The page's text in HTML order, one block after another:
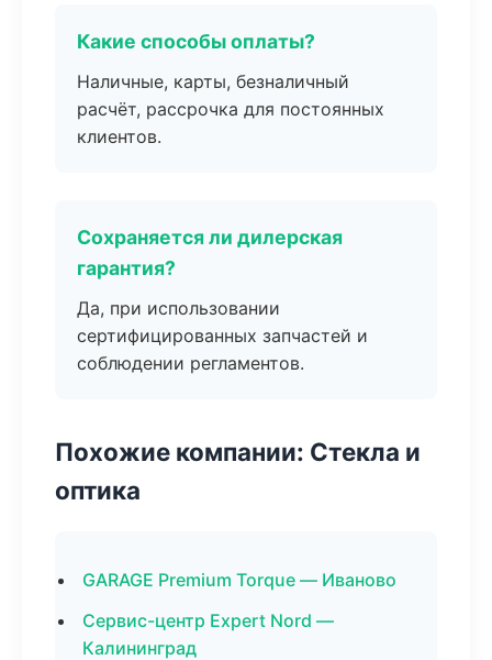
Какие способы оплаты?
Наличные, карты, безналичный
расчёт, рассрочка для постоянных
клиентов.
Сохраняется ли дилерская
гарантия?
Да, при использовании
сертифицированных запчастей и
соблюдении регламентов.
Похожие компании: Стекла и
оптика
GARAGE Premium Torque — Иваново
Сервис-центр Expert Nord —
Калининград